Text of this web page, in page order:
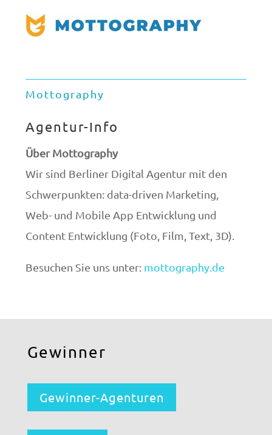
Mottography
Agentur-Info
Über Mottography
Wir sind Berliner Digital Agentur mit den
Schwerpunkten: data-driven Marketing,
Web- und Mobile App Entwicklung und
Content Entwicklung (Foto, Film, Text, 3D).
Besuchen Sie uns unter: mottography.de
Gewinner
Gewinner-Agenturen